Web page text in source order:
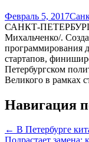
Февраль 5, 2017
САНКТ-ПЕТЕРБУРГ,
Михальченко/.
программирования
стартапов,
Петербургском
Великого в рамках
Навигация
← В Петербурге